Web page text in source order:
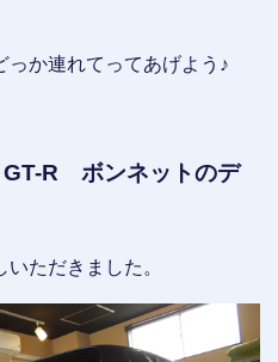
か連れてってあげよう♪
GT-R ボンネットのデ
ただきました。